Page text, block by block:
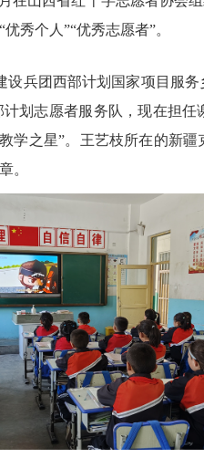
秀个人”“优秀志愿者”。
兵团西部计划国家项目服
划志愿者服务队，现在担任
学之星”。王艺枝所在的新
。